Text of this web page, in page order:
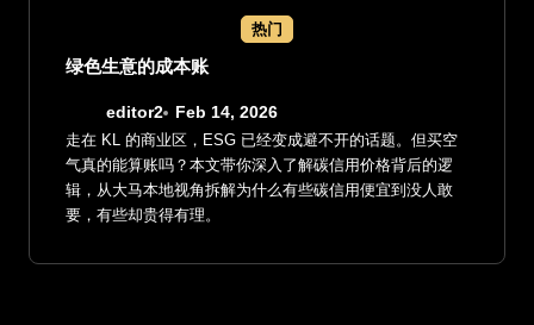
热门
绿色生意的成本账
editor2 Feb 14, 2026
走在 KL 的商业区，ESG 已经变成避不开的话题。但买空
气真的能算账吗？本文带你深入了解碳信用价格背后的逻
辑，从大马本地视角拆解为什么有些碳信用便宜到没人敢
要，有些却贵得有理。